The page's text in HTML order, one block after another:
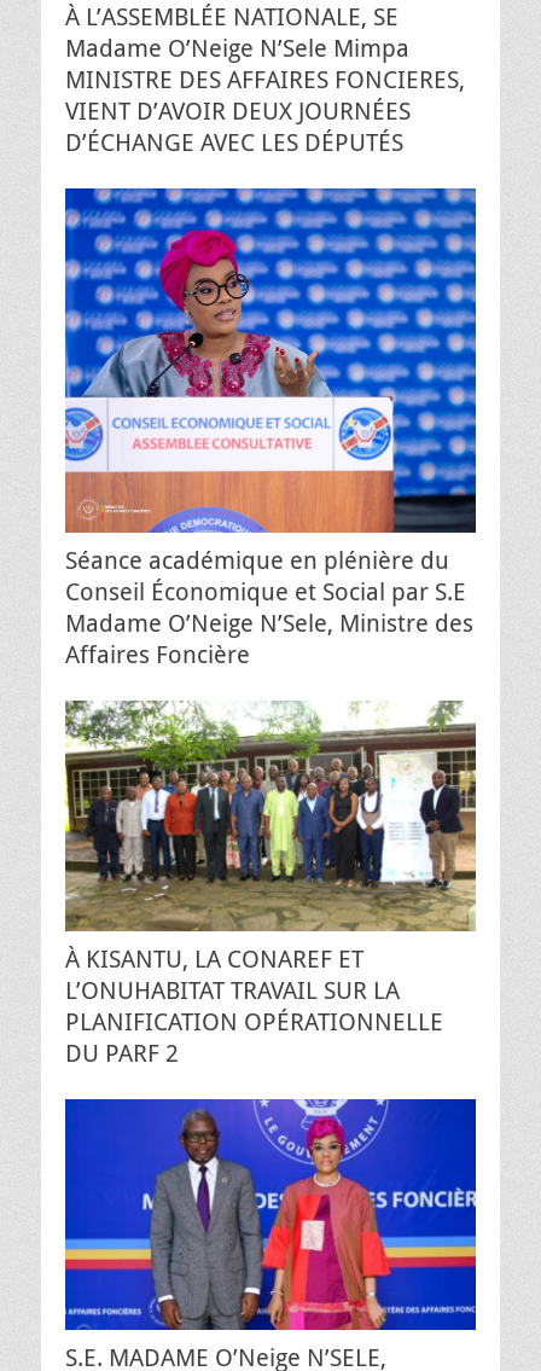
À L’ASSEMBLÉE NATIONALE, SE
Madame O’Neige N’Sele Mimpa
MINISTRE DES AFFAIRES FONCIERES,
VIENT D’AVOIR DEUX JOURNÉES
D’ÉCHANGE AVEC LES DÉPUTÉS
Séance académique en plénière du
Conseil Économique et Social par S.E
Madame O’Neige N’Sele, Ministre des
Affaires Foncière
À KISANTU, LA CONAREF ET
L’ONUHABITAT TRAVAIL SUR LA
PLANIFICATION OPÉRATIONNELLE
DU PARF 2
S.E. MADAME O’Neige N’SELE,